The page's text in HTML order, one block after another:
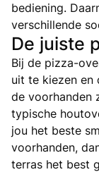
bediening.
verschillende
De juiste
Bij de pizza-
uit te kiezen en
de voorhanden
typische
jou het beste
voorhanden,
terras het best